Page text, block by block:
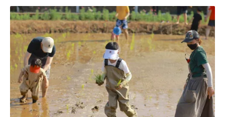
玉米及蔬菜食用，另外種了花椒、藥材、核桃當經濟作
物。在相隔1600公里外的雲南麗江，金沙江河谷的石頭
城，當地村民王桂芬也有幾塊梯田，她種植了數十幾種本
地作物，包括三個不同品種的本地玉米、蔬菜及果樹。按
當地的種植傳統，她在果樹下接替栽種了黃豆和油用向日
葵，還在一塊小角落裡種上了豬草（瘤果菊），方便幹完
活後砍上一筐豬草背回去。按照現在的保護本地農業生物
多樣性指引，劉玉榮和王桂芬的做法都堪比教科書。但以
上做法，並非來自明確的政策指導，而是來自於自發的